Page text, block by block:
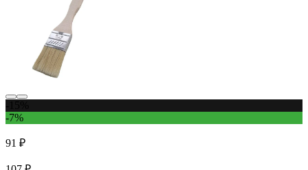
-7%
91 ₽